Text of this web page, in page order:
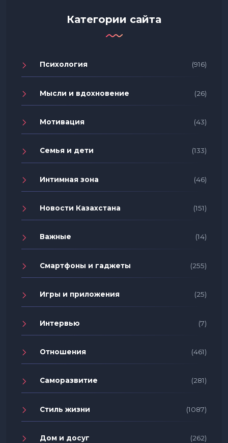
Категории сайта
Психология (916)
Мысли и вдохновение (26)
Мотивация (43)
Семья и дети (133)
Интимная зона (46)
Новости Казахстана (151)
Важные (14)
Смартфоны и гаджеты (255)
Игры и приложения (25)
Интервью (7)
Отношения (461)
Саморазвитие (281)
Стиль жизни (1087)
Дом и досуг (262)